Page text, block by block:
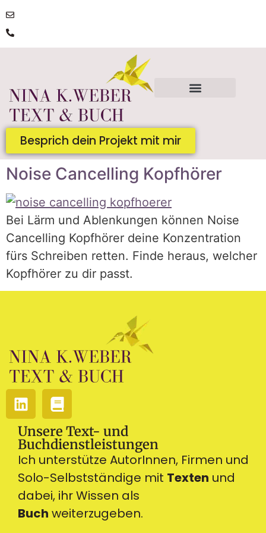
Besprich dein Projekt mit mir
Noise Cancelling Kopfhörer
Bei Lärm und Ablenkungen können Noise
Cancelling Kopfhörer deine Konzentration
fürs Schreiben retten. Finde heraus, welcher
Kopfhörer zu dir passt.
Ich unterstütze AutorInnen, Firmen und
Solo-Selbstständige mit Texten und
dabei, ihr Wissen als
Buch weiterzugeben.
Unsere Text- und
Buchdienstleistungen